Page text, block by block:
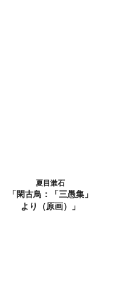
夏目漱石
「閑古鳥：「三愚集」
より（原画）」